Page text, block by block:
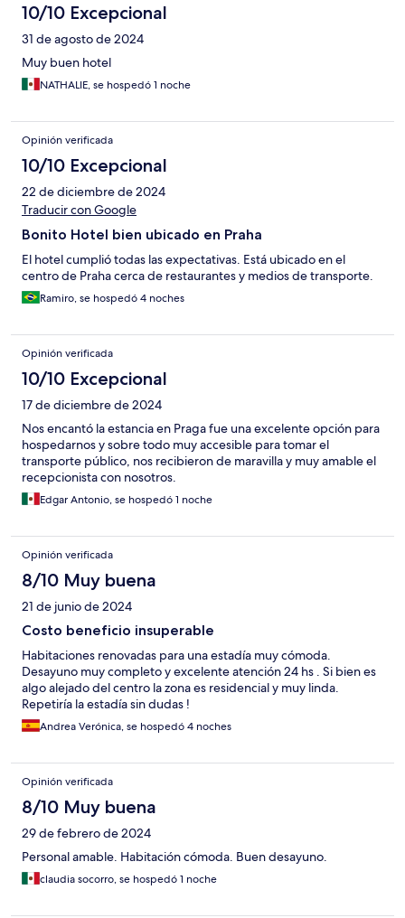
10/10 Excepcional
31 de agosto de 2024
Muy buen hotel
NATHALIE, se hospedó 1 noche
Opinión verificada
10/10 Excepcional
22 de diciembre de 2024
Traducir con Google
Bonito Hotel bien ubicado en Praha
El hotel cumplió todas las expectativas. Está ubicado en el
centro de Praha cerca de restaurantes y medios de transporte.
Ramiro, se hospedó 4 noches
Opinión verificada
10/10 Excepcional
17 de diciembre de 2024
Nos encantó la estancia en Praga fue una excelente opción para
hospedarnos y sobre todo muy accesible para tomar el
transporte público, nos recibieron de maravilla y muy amable el
recepcionista con nosotros.
Edgar Antonio, se hospedó 1 noche
Opinión verificada
8/10 Muy buena
21 de junio de 2024
Costo beneficio insuperable
Habitaciones renovadas para una estadía muy cómoda.
Desayuno muy completo y excelente atención 24 hs . Si bien es
algo alejado del centro la zona es residencial y muy linda.
Repetiría la estadía sin dudas !
Andrea Verónica, se hospedó 4 noches
Opinión verificada
8/10 Muy buena
29 de febrero de 2024
Personal amable. Habitación cómoda. Buen desayuno.
claudia socorro, se hospedó 1 noche